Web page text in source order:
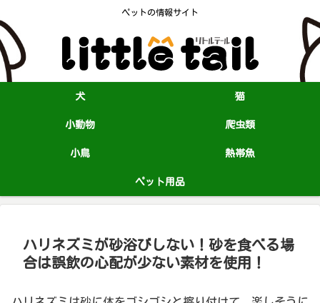
ペットの情報サイト
犬 猫
小動物 爬虫類
小鳥 熱帯魚
ペット用品
ハリネズミが砂浴びしない！砂を食べる場
合は誤飲の心配が少ない素材を使用！